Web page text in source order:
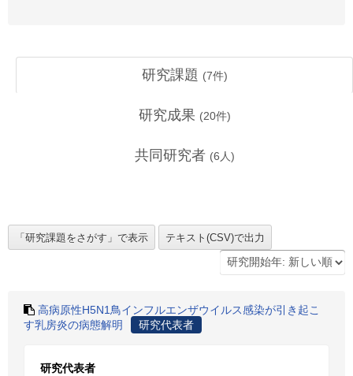
研究課題 (7件)
研究成果 (20件)
共同研究者 (6 人)
高病原性H5N1鳥インフルエンザウイルス感染が引き起こ
す乳房炎の病態解明
研究代表者
研究代表者